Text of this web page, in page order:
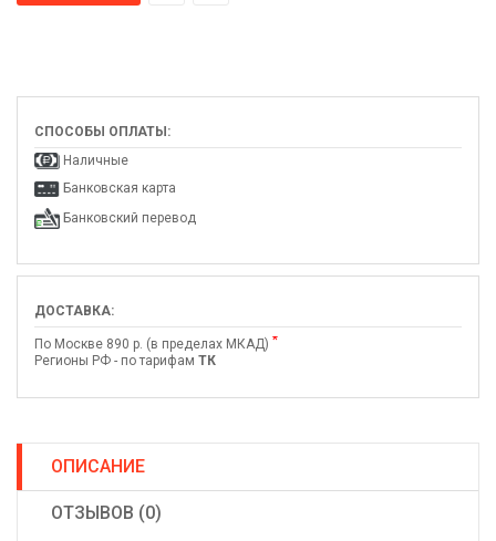
СПОСОБЫ ОПЛАТЫ:
Наличные
Банковская карта
Банковский перевод
ДОСТАВКА:
По Москве 890 р. (в пределах МКАД) *
Регионы РФ - по тарифам ТК
ОПИСАНИЕ
ОТЗЫВОВ (0)